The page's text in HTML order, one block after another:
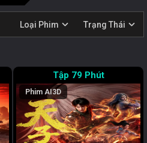
Loại Phim expand_more Trạng Thái expand_more
79 Phút
Phim AI 3D